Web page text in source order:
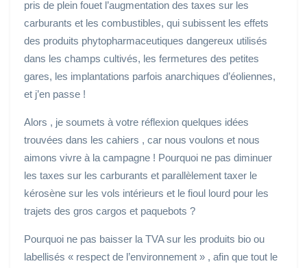
pris de plein fouet l’augmentation des taxes sur les
carburants et les combustibles, qui subissent les effets
des produits phytopharmaceutiques dangereux utilisés
dans les champs cultivés, les fermetures des petites
gares, les implantations parfois anarchiques d’éoliennes,
et j’en passe !
Alors , je soumets à votre réflexion quelques idées
trouvées dans les cahiers , car nous voulons et nous
aimons vivre à la campagne ! Pourquoi ne pas diminuer
les taxes sur les carburants et parallèlement taxer le
kérosène sur les vols intérieurs et le fioul lourd pour les
trajets des gros cargos et paquebots ?
Pourquoi ne pas baisser la TVA sur les produits bio ou
labellisés « respect de l’environnement » , afin que tout le